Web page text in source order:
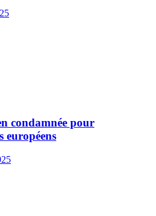
condamnée pour
européens